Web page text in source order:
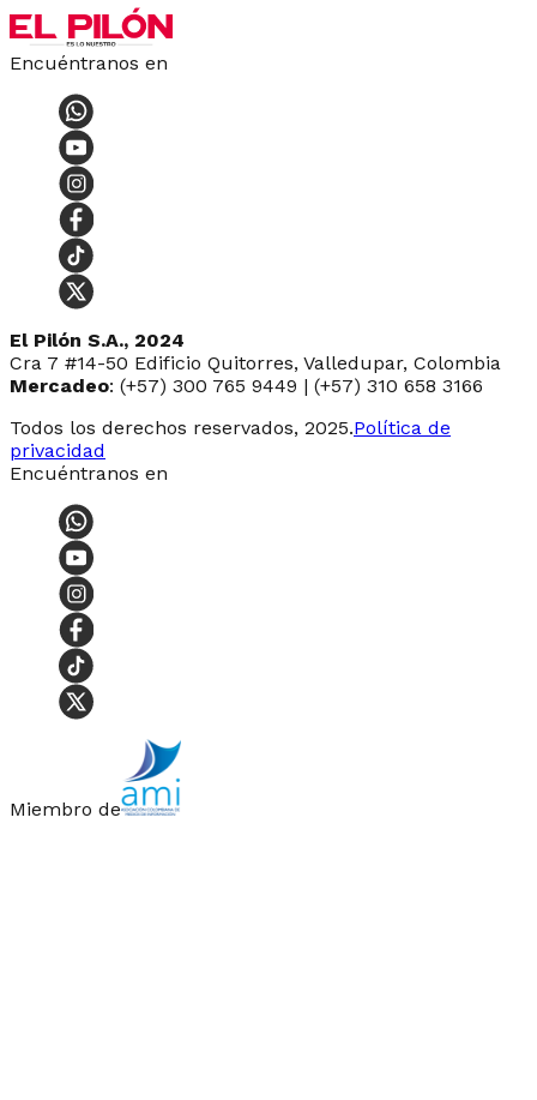
Encuéntranos en
El Pilón S.A., 2024
Cra 7 #14-50 Edificio Quitorres, Valledupar, Colombia
Mercadeo: (+57) 300 765 9449 | (+57) 310 658 3166
Todos los derechos reservados, 2025.Política de
privacidad
Encuéntranos en
Miembro de